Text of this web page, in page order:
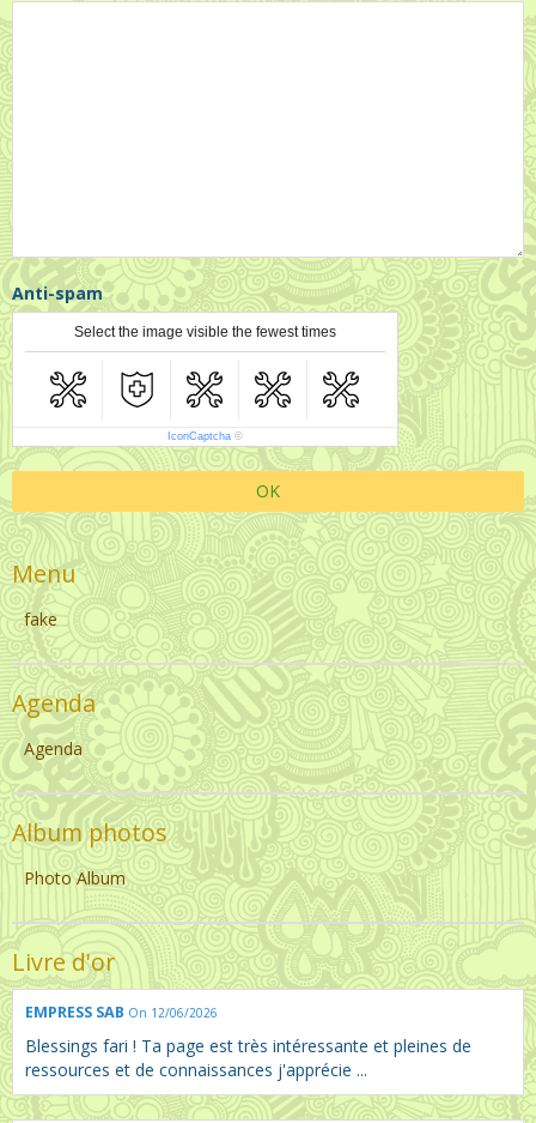
Anti-spam
Select the image visible the fewest times
IconCaptcha ©
OK
Menu
fake
Agenda
Agenda
Album photos
Photo Album
Livre d'or
EMPRESS SAB On 12/06/2026
Blessings fari ! Ta page est très intéressante et pleines de
ressources et de connaissances j'apprécie ...